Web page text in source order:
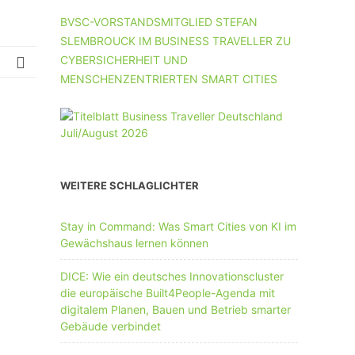
UNTERNEHMEN AB 51 MA
BVSC-VORSTANDSMITGLIED STEFAN
SLEMBROUCK IM BUSINESS TRAVELLER ZU
CYBERSICHERHEIT UND
MENSCHENZENTRIERTEN SMART CITIES
WEITERE SCHLAGLICHTER
Stay in Command: Was Smart Cities von KI im
Gewächshaus lernen können
DICE: Wie ein deutsches Innovationscluster
die europäische Built4People-Agenda mit
digitalem Planen, Bauen und Betrieb smarter
Gebäude verbindet